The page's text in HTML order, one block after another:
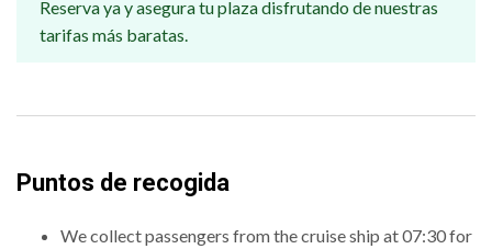
Reserva ya y asegura tu plaza disfrutando de nuestras
tarifas más baratas.
Puntos de recogida
We collect passengers from the cruise ship at 07:30 for